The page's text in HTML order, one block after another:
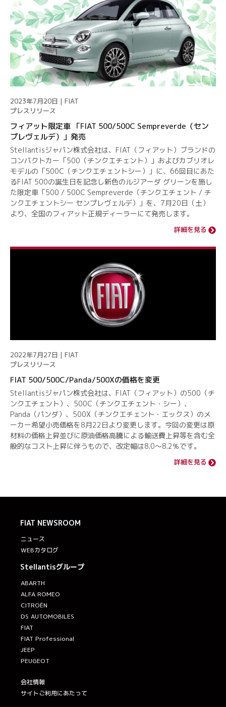
2023年7月20日 | FIAT
プレスリリース
フィアット限定車 「FIAT 500/500C Sempreverde（セン
プレヴェルデ）」発売
Stellantisジャパン株式会社は、FIAT（フィアット）ブランドの
コンパクトカー「500（チンクエチェント）」およびカブリオレ
モデルの「500C（チンクエチェントシー）」に、66回目にあた
るFIAT 500の誕生日を記念し新色のルジアーダ グリーンを施し
た限定車「500 / 500C Sempreverde（チンクエチェント / チ
ンクエチェントシー センプレヴェルデ）」を、7月20日（土）
より、全国のフィアット正規ディーラーにて発売します。
詳細を見る
2022年7月27日 | FIAT
プレスリリース
FIAT 500/500C/Panda/500Xの価格を変更
Stellantisジャパン株式会社は、FIAT（フィアット）の500（チ
ンクエチェント）、500C（チンクエチェント・シー）、
Panda（パンダ）、500X（チンクエチェント・エックス）のメ
ーカー希望小売価格を8月22日より変更します。今回の変更は原
材料の価格上昇並びに原油価格高騰による輸送費上昇等を含む全
般的なコスト上昇に伴うもので、改定幅は8.0～8.2％です。
詳細を見る
FIAT NEWSROOM
ニュース
WEBカタログ
Stellantisグループ
ABARTH
ALFA ROMEO
CITROËN
DS AUTOMOBILES
FIAT
FIAT Professional
JEEP
PEUGEOT
会社情報
サイトご利用にあたって